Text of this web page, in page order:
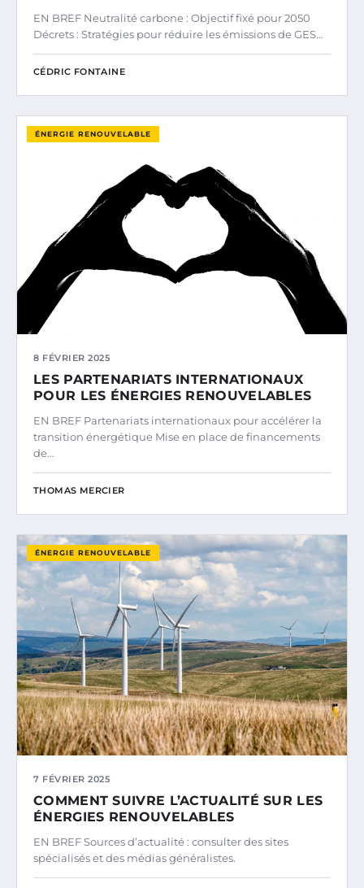
EN BREF Neutralité carbone : Objectif fixé pour 2050
Décrets : Stratégies pour réduire les émissions de GES…
CÉDRIC FONTAINE
ÉNERGIE RENOUVELABLE
8 FÉVRIER 2025
LES PARTENARIATS INTERNATIONAUX
POUR LES ÉNERGIES RENOUVELABLES
EN BREF Partenariats internationaux pour accélérer la
transition énergétique Mise en place de financements
de…
THOMAS MERCIER
ÉNERGIE RENOUVELABLE
7 FÉVRIER 2025
COMMENT SUIVRE L’ACTUALITÉ SUR LES
ÉNERGIES RENOUVELABLES
EN BREF Sources d’actualité : consulter des sites
spécialisés et des médias généralistes.